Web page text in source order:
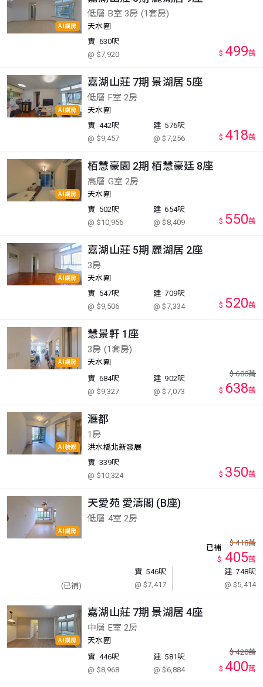
AI講房
低層 B室 3房 (1套房)
天水圍
實 630呎
@ $7,920
$ 499萬
AI講房
嘉湖山莊 7期 景湖居 5座
低層 F室 2房
天水圍
實 442呎
@ $9,457
建 576呎
@ $7,256
$ 418萬
AI講房
栢慧豪園 2期 栢慧豪廷 8座
高層 G室 2房
天水圍
實 502呎
@ $10,956
建 654呎
@ $8,409
$ 550萬
AI講房
嘉湖山莊 5期 麗湖居 2座
3房
天水圍
實 547呎
@ $9,506
建 709呎
@ $7,334
$ 520萬
AI講房
慧景軒 1座
3房 (1套房)
天水圍
實 684呎
@ $9,327
建 902呎
@ $7,073
$ 680萬
$ 638萬
AI裝修
滙都
1房
洪水橋北新發展
實 339呎
@ $10,324
$ 350萬
AI講房
(已補)
天愛苑 愛濤閣 (B座)
低層 4室 2房
實 546呎
@ $7,417
建 748呎
@ $5,414
$ 418萬
已補
$ 405萬
AI講房
嘉湖山莊 7期 景湖居 4座
中層 E室 2房
天水圍
實 446呎
@ $8,968
建 581呎
@ $6,884
$ 420萬
$ 400萬